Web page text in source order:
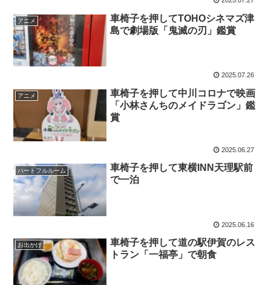
アニメ
車椅子を押してTOHOシネマズ津
島で劇場版「鬼滅の刃」鑑賞
2025.07.26
アニメ
車椅子を押して中川コロナで映画
「小林さんちのメイドラゴン」鑑
賞
2025.06.27
ハートフルルーム
車椅子を押して東横INN天理駅前
で一泊
2025.06.16
お出かけ
車椅子を押して道の駅伊賀のレス
トラン「一福亭」で朝食